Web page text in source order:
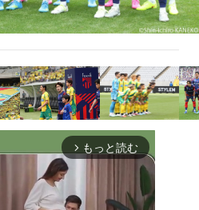
arrow_forward_ios もっと読む